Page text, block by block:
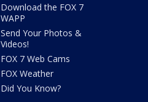
Download the FOX 7
WAPP
Send Your Photos &
Videos!
FOX 7 Web Cams
FOX Weather
Did You Know?